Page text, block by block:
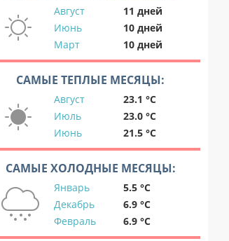
Август
11 дней
Июнь
10 дней
Март
10 дней
САМЫЕ ТЕПЛЫЕ МЕСЯЦЫ:
Август
23.1 °C
Июль
23.0 °C
Июнь
21.5 °C
САМЫЕ ХОЛОДНЫЕ МЕСЯЦЫ:
Январь
5.5 °C
Декабрь
6.9 °C
Февраль
6.9 °C